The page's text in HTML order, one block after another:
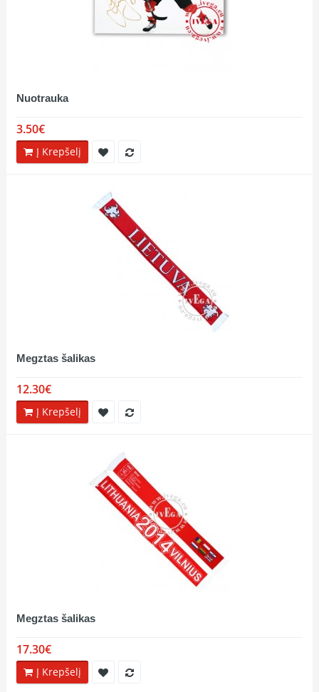
Nuotrauka
3.50€
Į Krepšelį
Megztas šalikas
12.30€
Į Krepšelį
Megztas šalikas
17.30€
Į Krepšelį